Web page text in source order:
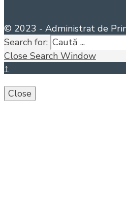
© 2023 - Administrat de
Search for:
Close Search Window
↑
Close